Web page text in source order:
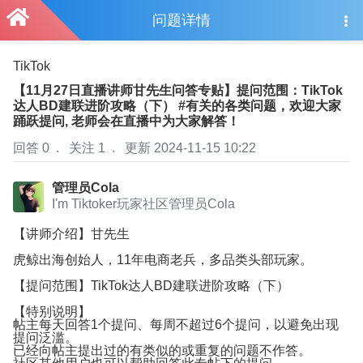
问题详情
TikTok
【11月27日直播讲师甘先生问答专贴】提问范围：TikTok
达人BD建联进阶攻略（下） #有关的各类问题，欢迎大家
踊跃提问, 老师会在直播中为大家解答！
回答 0 . 关注 1 . 更新 2024-11-15 10:22
管理员Cola
I'm Tiktoker玩家社区管理员Cola
【讲师介绍】甘先生
虎鲸出海创始人，11年电商老兵，多品类头部玩家。
【提问范围】TikTok达人BD建联进阶攻略（下）
【特别说明】
帖主每天回答1个提问、每周不超过6个提问，以避免出现
提问泛滥。
已经向帖主提出过的有类似的或重复的问题不作答。